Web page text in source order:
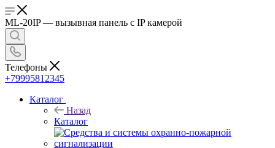
ML-20IP — вызывная панель с IP камерой
Телефоны
+79995812345
Каталог
Назад
Каталог